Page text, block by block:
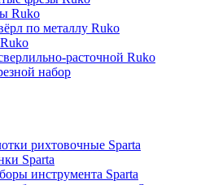
Ruko
по металлу Ruko
расточной Ruko
набор
рихтовочные Sparta
Sparta
инструмента Sparta